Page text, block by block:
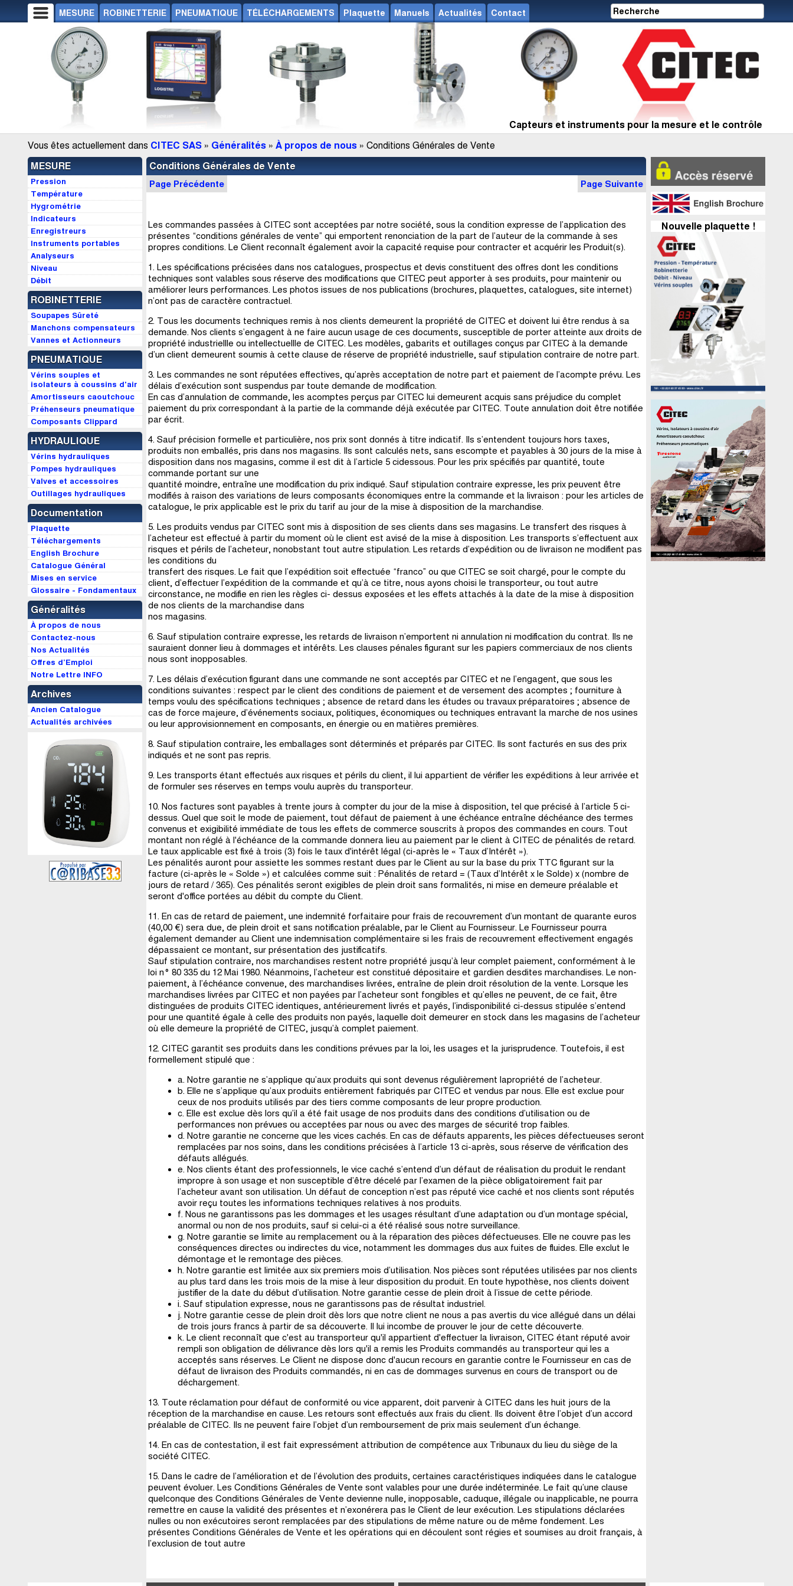
MESURE ROBINETTERIE PNEUMATIQUE TÉLÉCHARGEMENTS Plaquette Manuels Actualités Contact
Capteurs et instruments pour la mesure et le contrôle
Vous êtes actuellement dans CITEC SAS » Généralités » À propos de nous » Conditions Générales de Vente
MESURE
Pression
Température
Hygrométrie
Indicateurs
Enregistreurs
Instruments portables
Analyseurs
Niveau
Débit
ROBINETTERIE
Soupapes Sûreté
Manchons compensateurs
Vannes et Actionneurs
PNEUMATIQUE
Vérins souples et
isolateurs à coussins d'air
Amortisseurs caoutchouc
Préhenseurs pneumatique
Composants Clippard
HYDRAULIQUE
Vérins hydrauliques
Pompes hydrauliques
Valves et accessoires
Outillages hydrauliques
Documentation
Plaquette
Téléchargements
English Brochure
Catalogue Général
Mises en service
Glossaire - Fondamentaux
Généralités
À propos de nous
Contactez-nous
Nos Actualités
Offres d’Emploi
Notre Lettre INFO
Archives
Ancien Catalogue
Actualités archivées
Nouvelle plaquette !
Conditions Générales de Vente
Page Suivante
Page Précédente
Les commandes passées à CITEC sont acceptées par notre société, sous la condition expresse de l’application des
présentes “conditions générales de vente” qui emportent renonciation de la part de l’auteur de la commande à ses
propres conditions. Le Client reconnaît également avoir la capacité requise pour contracter et acquérir les Produit(s).
1. Les spécifications précisées dans nos catalogues, prospectus et devis constituent des offres dont les conditions
techniques sont valables sous réserve des modifications que CITEC peut apporter à ses produits, pour maintenir ou
améliorer leurs performances. Les photos issues de nos publications (brochures, plaquettes, catalogues, site internet)
n’ont pas de caractère contractuel.
2. Tous les documents techniques remis à nos clients demeurent la propriété de CITEC et doivent lui être rendus à sa
demande. Nos clients s’engagent à ne faire aucun usage de ces documents, susceptible de porter atteinte aux droits de
propriété industriellle ou intellectuellle de CITEC. Les modèles, gabarits et outillages conçus par CITEC à la demande
d’un client demeurent soumis à cette clause de réserve de propriété industrielle, sauf stipulation contraire de notre part.
3. Les commandes ne sont réputées effectives, qu’après acceptation de notre part et paiement de l’acompte prévu. Les
délais d’exécution sont suspendus par toute demande de modification.
En cas d’annulation de commande, les acomptes perçus par CITEC lui demeurent acquis sans préjudice du complet
paiement du prix correspondant à la partie de la commande déjà exécutée par CITEC. Toute annulation doit être notifiée
par écrit.
4. Sauf précision formelle et particulière, nos prix sont donnés à titre indicatif. Ils s’entendent toujours hors taxes,
produits non emballés, pris dans nos magasins. Ils sont calculés nets, sans escompte et payables à 30 jours de la mise à
disposition dans nos magasins, comme il est dit à l’article 5 cidessous. Pour les prix spécifiés par quantité, toute
commande portant sur une
quantité moindre, entraîne une modification du prix indiqué. Sauf stipulation contraire expresse, les prix peuvent être
modifiés à raison des variations de leurs composants économiques entre la commande et la livraison : pour les articles de
catalogue, le prix applicable est le prix du tarif au jour de la mise à disposition de la marchandise.
5. Les produits vendus par CITEC sont mis à disposition de ses clients dans ses magasins. Le transfert des risques à
l’acheteur est effectué à partir du moment où le client est avisé de la mise à disposition. Les transports s’effectuent aux
risques et périls de l’acheteur, nonobstant tout autre stipulation. Les retards d’expédition ou de livraison ne modifient pas
les conditions du
transfert des risques. Le fait que l’expédition soit effectuée “franco” ou que CITEC se soit chargé, pour le compte du
client, d’effectuer l’expédition de la commande et qu’à ce titre, nous ayons choisi le transporteur, ou tout autre
circonstance, ne modifie en rien les règles ci- dessus exposées et les effets attachés à la date de la mise à disposition
de nos clients de la marchandise dans
nos magasins.
6. Sauf stipulation contraire expresse, les retards de livraison n’emportent ni annulation ni modification du contrat. Ils ne
sauraient donner lieu à dommages et intérêts. Les clauses pénales figurant sur les papiers commerciaux de nos clients
nous sont inopposables.
7. Les délais d’exécution figurant dans une commande ne sont acceptés par CITEC et ne l’engagent, que sous les
conditions suivantes : respect par le client des conditions de paiement et de versement des acomptes ; fourniture à
temps voulu des spécifications techniques ; absence de retard dans les études ou travaux préparatoires ; absence de
cas de force majeure, d’événements sociaux, politiques, économiques ou techniques entravant la marche de nos usines
ou leur approvisionnement en composants, en énergie ou en matières premières.
8. Sauf stipulation contraire, les emballages sont déterminés et préparés par CITEC. Ils sont facturés en sus des prix
indiqués et ne sont pas repris.
9. Les transports étant effectués aux risques et périls du client, il lui appartient de vérifier les expéditions à leur arrivée et
de formuler ses réserves en temps voulu auprès du transporteur.
10. Nos factures sont payables à trente jours à compter du jour de la mise à disposition, tel que précisé à l’article 5 ci-
dessus. Quel que soit le mode de paiement, tout défaut de paiement à une échéance entraîne déchéance des termes
convenus et exigibilité immédiate de tous les effets de commerce souscrits à propos des commandes en cours. Tout
montant non réglé à l'échéance de la commande donnera lieu au paiement par le client à CITEC de pénalités de retard.
Le taux applicable est fixé à trois (3) fois le taux d'intérêt légal (ci-après le « Taux d’Intérêt »).
Les pénalités auront pour assiette les sommes restant dues par le Client au sur la base du prix TTC figurant sur la
facture (ci-après le « Solde ») et calculées comme suit : Pénalités de retard = (Taux d’Intérêt x le Solde) x (nombre de
jours de retard / 365). Ces pénalités seront exigibles de plein droit sans formalités, ni mise en demeure préalable et
seront d'office portées au débit du compte du Client.
11. En cas de retard de paiement, une indemnité forfaitaire pour frais de recouvrement d’un montant de quarante euros
(40,00 €) sera due, de plein droit et sans notification préalable, par le Client au Fournisseur. Le Fournisseur pourra
également demander au Client une indemnisation complémentaire si les frais de recouvrement effectivement engagés
dépassaient ce montant, sur présentation des justificatifs.
Sauf stipulation contraire, nos marchandises restent notre propriété jusqu’à leur complet paiement, conformément à le
loi n° 80 335 du 12 Mai 1980. Néanmoins, l’acheteur est constitué dépositaire et gardien desdites marchandises. Le non-
paiement, à l’échéance convenue, des marchandises livrées, entraîne de plein droit résolution de la vente. Lorsque les
marchandises livrées par CITEC et non payées par l’acheteur sont fongibles et qu’elles ne peuvent, de ce fait, être
distinguées de produits CITEC identiques, antérieurement livrés et payés, l’indisponibilité ci-dessus stipulée s’entend
pour une quantité égale à celle des produits non payés, laquelle doit demeurer en stock dans les magasins de l’acheteur
où elle demeure la propriété de CITEC, jusqu’à complet paiement.
12. CITEC garantit ses produits dans les conditions prévues par la loi, les usages et la jurisprudence. Toutefois, il est
formellement stipulé que :
a. Notre garantie ne s’applique qu’aux produits qui sont devenus régulièrement lapropriété de l’acheteur.
b. Elle ne s’applique qu’aux produits entièrement fabriqués par CITEC et vendus par nous. Elle est exclue pour
ceux de nos produits utilisés par des tiers comme composants de leur propre production.
c. Elle est exclue dès lors qu’il a été fait usage de nos produits dans des conditions d’utilisation ou de
performances non prévues ou acceptées par nous ou avec des marges de sécurité trop faibles.
d. Notre garantie ne concerne que les vices cachés. En cas de défauts apparents, les pièces défectueuses seront
remplacées par nos soins, dans les conditions précisées à l’article 13 ci-après, sous réserve de vérification des
défauts allégués.
e. Nos clients étant des professionnels, le vice caché s’entend d’un défaut de réalisation du produit le rendant
impropre à son usage et non susceptible d’être décelé par l’examen de la pièce obligatoirement fait par
l’acheteur avant son utilisation. Un défaut de conception n’est pas réputé vice caché et nos clients sont réputés
avoir reçu toutes les informations techniques relatives à nos produits.
f. Nous ne garantissons pas les dommages et les usages résultant d’une adaptation ou d’un montage spécial,
anormal ou non de nos produits, sauf si celui-ci a été réalisé sous notre surveillance.
g. Notre garantie se limite au remplacement ou à la réparation des pièces défectueuses. Elle ne couvre pas les
conséquences directes ou indirectes du vice, notamment les dommages dus aux fuites de fluides. Elle exclut le
démontage et le remontage des pièces.
h. Notre garantie est limitée aux six premiers mois d’utilisation. Nos pièces sont réputées utilisées par nos clients
au plus tard dans les trois mois de la mise à leur disposition du produit. En toute hypothèse, nos clients doivent
justifier de la date du début d’utilisation. Notre garantie cesse de plein droit à l’issue de cette période.
i. Sauf stipulation expresse, nous ne garantissons pas de résultat industriel.
j. Notre garantie cesse de plein droit dès lors que notre client ne nous a pas avertis du vice allégué dans un délai
de trois jours francs à partir de sa découverte. Il lui incombe de prouver le jour de cette découverte.
k. Le client reconnaît que c'est au transporteur qu'il appartient d'effectuer la livraison, CITEC étant réputé avoir
rempli son obligation de délivrance dès lors qu'il a remis les Produits commandés au transporteur qui les a
acceptés sans réserves. Le Client ne dispose donc d'aucun recours en garantie contre le Fournisseur en cas de
défaut de livraison des Produits commandés, ni en cas de dommages survenus en cours de transport ou de
déchargement.
13. Toute réclamation pour défaut de conformité ou vice apparent, doit parvenir à CITEC dans les huit jours de la
réception de la marchandise en cause. Les retours sont effectués aux frais du client. Ils doivent être l’objet d’un accord
préalable de CITEC. Ils ne peuvent faire l’objet d’un remboursement de prix mais seulement d’un échange.
14. En cas de contestation, il est fait expressément attribution de compétence aux Tribunaux du lieu du siège de la
société CITEC.
15. Dans le cadre de l’amélioration et de l’évolution des produits, certaines caractéristiques indiquées dans le catalogue
peuvent évoluer. Les Conditions Générales de Vente sont valables pour une durée indéterminée. Le fait qu’une clause
quelconque des Conditions Générales de Vente devienne nulle, inopposable, caduque, illégale ou inapplicable, ne pourra
remettre en cause la validité des présentes et n’exonérera pas le Client de leur exécution. Les stipulations déclarées
nulles ou non exécutoires seront remplacées par des stipulations de même nature ou de même fondement. Les
présentes Conditions Générales de Vente et les opérations qui en découlent sont régies et soumises au droit français, à
l’exclusion de tout autre